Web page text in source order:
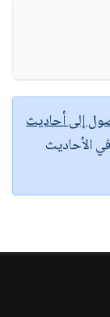
إلى أحاديث
الأحاديث